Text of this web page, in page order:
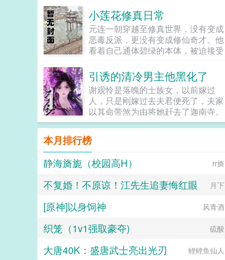
偶，可改嫁。时战当晚就堵住顾烟，
已丧偶？顾烟一脚踹向他，找你的白
月光去吧，我要改嫁！...
小莲花修真日常
元连一朝穿越至修真世界，没有变成
恶毒反派，更没有变成修仙奇才。他
看着自己通体碧绿的本体，被迫接受
果还不等他畅想未来在修仙界称王称
霸成为一方霸主，就被此地主人一位
平平无奇却意外心狠手辣的少年威胁
着签订了血契，从此成了苦逼的打工
莲。元连抬头45°望天，长叹我不过
就是朵与世无争的小莲花。在这个修
士满地跑，灵力乱窜的时代，人人都
想拔尖修仙以求长生不老。而本体作
为莲花的元连正计划着晒足日光浴，
等待舒展枝叶早日开花。而他的躺平
计划却被陈检打破，眼瞧着陈检夜夜
习剑，日日修炼，争着要当修真界最
内卷的修士，作为打工莲也被督促一
起内卷。元连再度抬头仰望天空
45°，长叹救命啊，我真的只是一朵
想要咸鱼摆烂的小莲花啊。然而躺平
的机会总是来得这般巧妙，果然他还
是深受上天眷顾的小莲花，老天爷也
引诱的清冷男主他黑化了
谢观怜是落魄的士族女，以前嫁过
人，只是刚嫁过去夫君便死了，夫家
以其命带煞为由将她赶去了迦南寺。
她在迦南寺晨昏暮晓，每日都会凭栏
而望，表现得十分凄惨，只为了吸引
自幼就喜欢的禁欲佛子。为了...
本月排行榜
静海旖旎（校园高H）
rr旖
不复婚！不原谅！江先生追妻悔红眼 月下
[原神]以身饲神 风青酒
织笼（1v1强取豪夺) 硫酸
大唐40K：盛唐武士亮出光刃 鲤鲤鱼仙人